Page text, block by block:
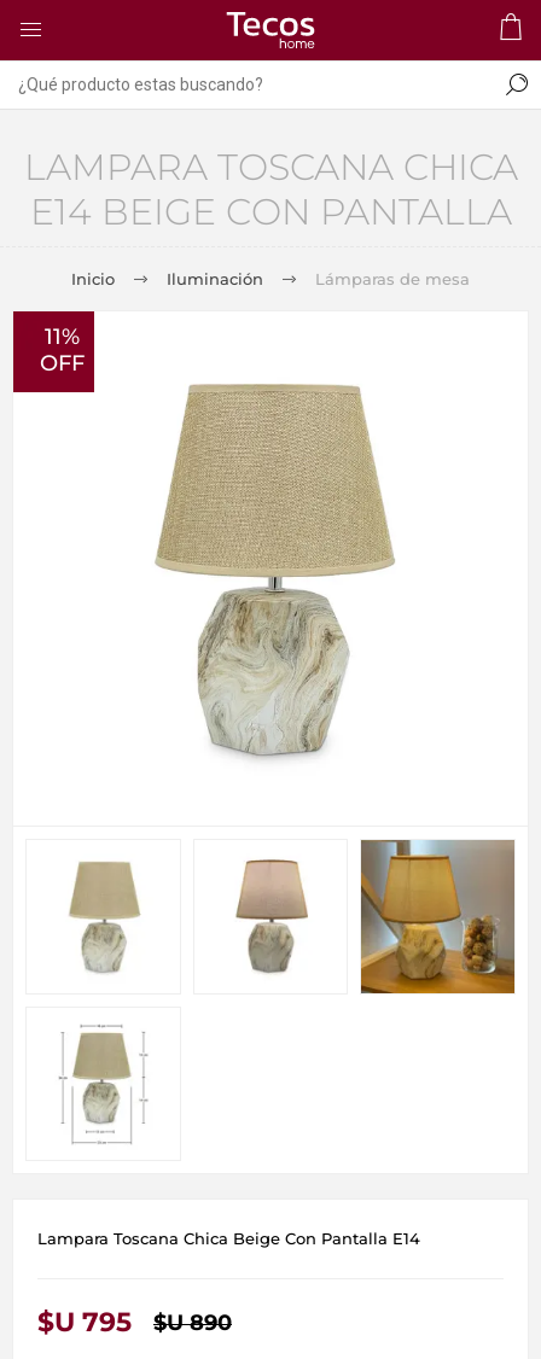
LAMPARA TOSCANA CHICA
E14 BEIGE CON PANTALLA
Inicio Iluminación Lámparas de mesa
11%
OFF
Lampara Toscana Chica Beige Con Pantalla E14
$U 795 $U 890